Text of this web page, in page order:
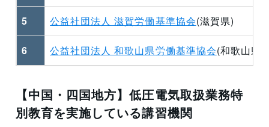
5 公益社団法人 滋賀労働基準協会(滋賀県)
6 公益社団法人 和歌山県労働基準協会(和歌山県)
【中国・四国地方】低圧電気取扱業務特
別教育を実施している講習機関